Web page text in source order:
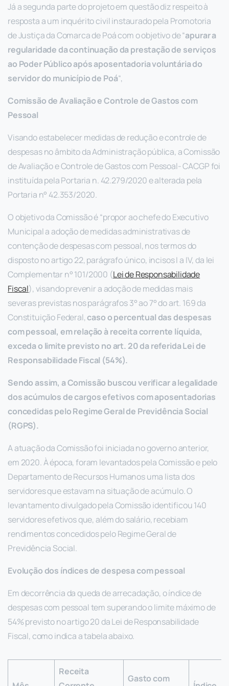
Já a segunda parte do projeto em questão diz respeito à
resposta a um inquérito civil instaurado pela Promotoria
de Justiça da Comarca de Poá com o objetivo de “apurar a
regularidade da continuação da prestação de serviços
ao Poder Público após aposentadoria voluntária do
servidor do município de Poá“,
Comissão de Avaliação e Controle de Gastos com
Pessoal
Visando estabelecer medidas de redução e controle de
despesas no âmbito da Administração pública, a Comissão
de Avaliação e Controle de Gastos com Pessoal- CACGP foi
instituída pela Portaria n. 42.279/2020 e alterada pela
Portaria n° 42.353/2020.
O objetivo da Comissão é “propor ao chefe do Executivo
Municipal a adoção de medidas administrativas de
contenção de despesas com pessoal, nos termos do
disposto no artigo 22, parágrafo único, incisos I a IV, da lei
Complementar n° 101/2000 (Lei de Responsabilidade
Fiscal), visando prevenir a adoção de medidas mais
severas previstas nos parágrafos 3° ao 7° do art. 169 da
Constituição Federal,caso o percentual das despesas
com pessoal, em relação à receita corrente líquida,
exceda o limite previsto no art. 20 da referida Lei de
Responsabilidade Fiscal (54%).
Sendo assim, a Comissão buscou verificar a legalidade
dos acúmulos de cargos efetivos com aposentadorias
concedidas pelo Regime Geral de Previdência Social
(RGPS).
A atuação da Comissão foi iniciada no governo anterior,
em 2020. À época, foram levantados pela Comissão e pelo
Departamento de Recursos Humanos uma lista dos
servidores que estavam na situação de acúmulo. O
levantamento divulgado pela Comissão identificou 140
servidores efetivos que, além do salário, recebiam
rendimentos concedidos pelo Regime Geral de
Previdência Social.
Evolução dos índices de despesa com pessoal
Em decorrência da queda de arrecadação, o índice de
despesas com pessoal tem superando o limite máximo de
54% previsto no artigo 20 da Lei de Responsabilidade
Fiscal, como indica a tabela abaixo.
Receita
Gasto com